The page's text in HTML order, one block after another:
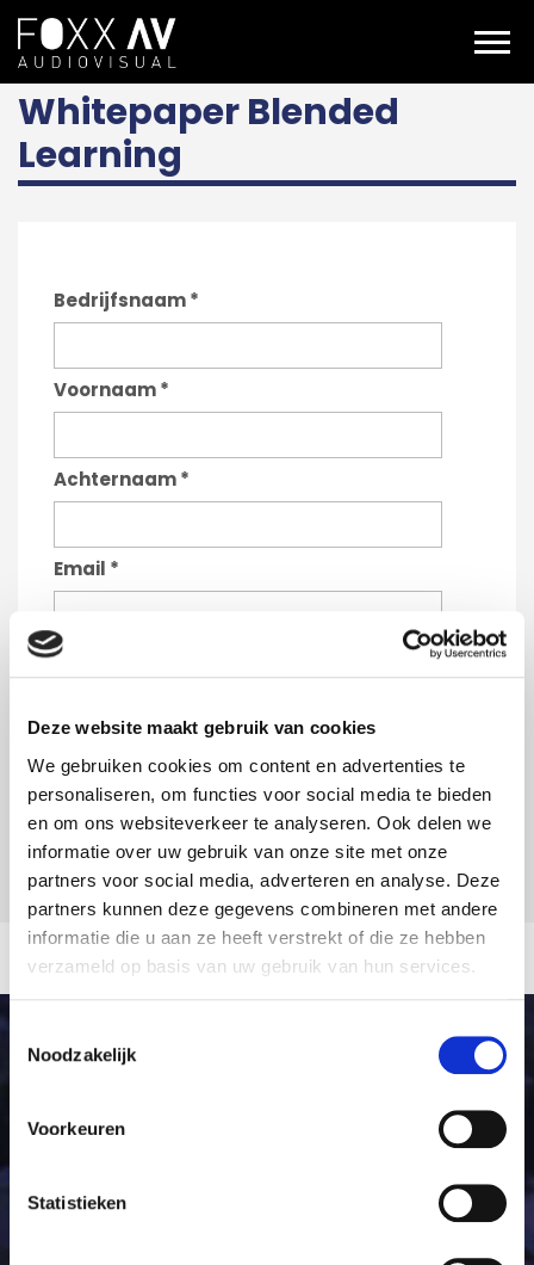
Deze website maakt gebruik van cookies
We gebruiken cookies om content en advertenties te
personaliseren, om functies voor social media te bieden
en om ons websiteverkeer te analyseren. Ook delen we
informatie over uw gebruik van onze site met onze
partners voor social media, adverteren en analyse. Deze
partners kunnen deze gegevens combineren met andere
informatie die u aan ze heeft verstrekt of die ze hebben
verzameld op basis van uw gebruik van hun services.
Noodzakelijk
Voorkeuren
Statistieken
NL
Whitepaper
Whitepaper Blended Learning (NL)
Whitepaper Blended
Learning
Bedrijfsnaam*
Voornaam*
Achternaam*
Email *